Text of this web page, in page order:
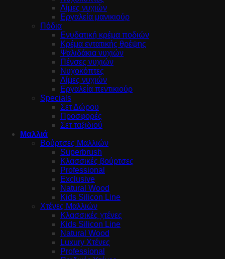
Λίμες νυχιών
Εργαλεία μανικιούρ
Πόδια
Ενυδατική κρέμα ποδιών
Κρέμα εντατικής θρέψης
Ψαλιδάκια νυχιών
Πένσες νυχιών
Νυχοκόπτες
Λίμες νυχιών
Εργαλεία πεντικιούρ
Specials
Σετ Δώρου
Προσφορές
Σετ ταξιδιού
Μαλλιά
Βούρτσες Μαλλιών
Superbrush
Κλασσικές βούρτσες
Professional
Exclusive
Natural Wood
Kids Silicon Line
Χτένες Μαλλιών
Κλασσικές χτένες
Kids Silicon Line
Natural Wood
Luxury Χτένες
Professional